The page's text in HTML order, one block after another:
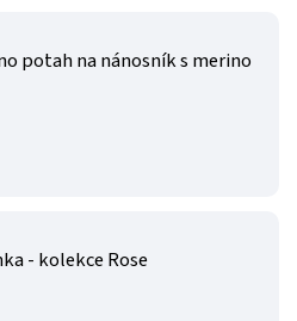
potah na nánosník s merino
- kolekce Rose